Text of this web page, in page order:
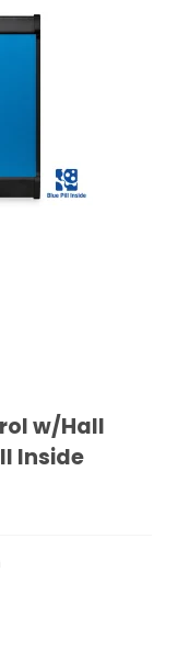
w/Hall
Inside